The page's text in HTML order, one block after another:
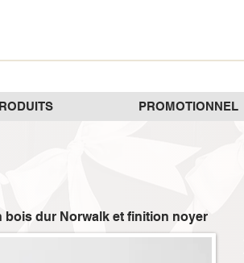
PROMOTIONNEL
bois dur Norwalk et finition noyer